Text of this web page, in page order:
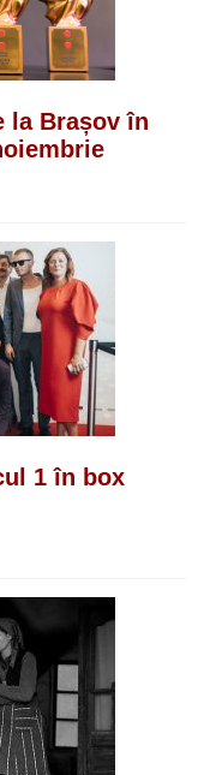
la Brașov în
1 în box